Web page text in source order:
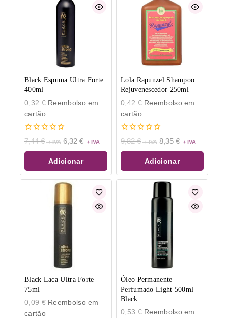
Black Espuma Ultra Forte
400ml
0,32 €Reembolso em
cartão
0
de
5
7,44€ 6,32 €
Adicionar
Lola Rapunzel Shampoo
Rejuvenescedor 250ml
0,42 €Reembolso em
cartão
0
de
5
9,82€ 8,35 €
Adicionar
Black Laca Ultra Forte
75ml
0,09 €Reembolso em
cartão
Óleo Permanente
Perfumado Light 500ml
Black
0,53 €Reembolso em